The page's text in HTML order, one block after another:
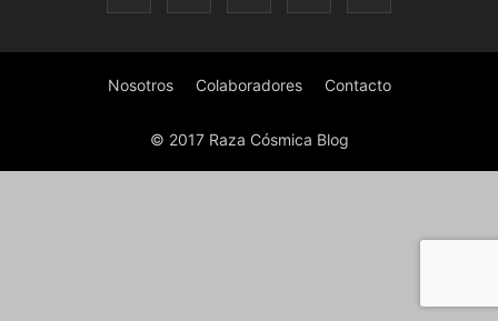
Nosotros Colaboradores Contacto
© 2017 Raza Cósmica Blog